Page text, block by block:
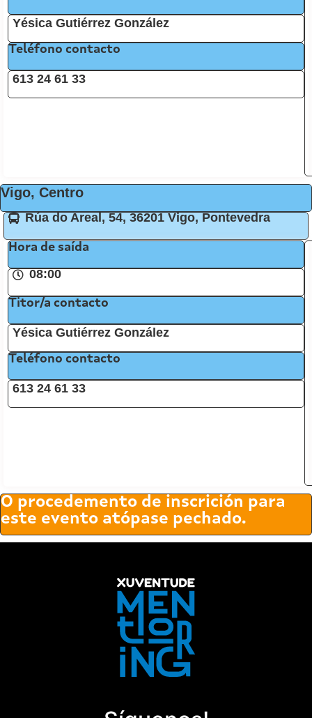
Yésica Gutiérrez González
Teléfono contacto
613 24 61 33
Vigo, Centro
Rúa do Areal, 54, 36201 Vigo, Pontevedra
Hora de saída
08:00
Titor/a contacto
Yésica Gutiérrez González
Teléfono contacto
613 24 61 33
O procedemento de inscrición para
este evento atópase pechado.